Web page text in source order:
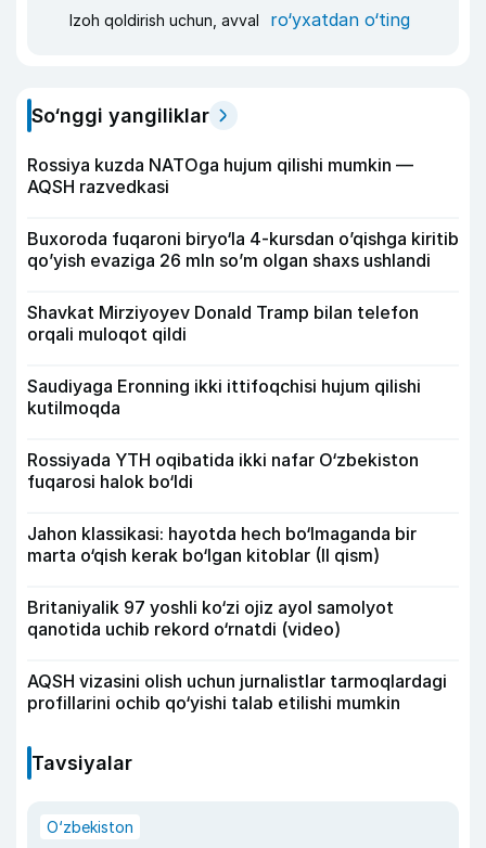
Izoh qoldirish uchun, avval ro‘yxatdan o‘ting
So‘nggi yangiliklar
Rossiya kuzda NATOga hujum qilishi mumkin —
AQSH razvedkasi
Buxoroda fuqaroni biryo‘la 4-kursdan o’qishga kiritib
qo’yish evaziga 26 mln so’m olgan shaxs ushlandi
Shavkat Mirziyoyev Donald Tramp bilan telefon
orqali muloqot qildi
Saudiyaga Eronning ikki ittifoqchisi hujum qilishi
kutilmoqda
Rossiyada YTH oqibatida ikki nafar O‘zbekiston
fuqarosi halok bo‘ldi
Jahon klassikasi: hayotda hech bo‘lmaganda bir
marta o‘qish kerak bo‘lgan kitoblar (II qism)
Britaniyalik 97 yoshli ko‘zi ojiz ayol samolyot
qanotida uchib rekord o‘rnatdi (video)
AQSH vizasini olish uchun jurnalistlar tarmoqlardagi
profillarini ochib qo‘yishi talab etilishi mumkin
Tavsiyalar
O‘zbekiston